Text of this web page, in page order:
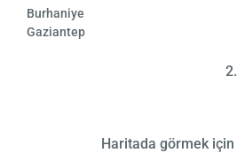
Burhaniye
Gaziantep
Haritada görmek için